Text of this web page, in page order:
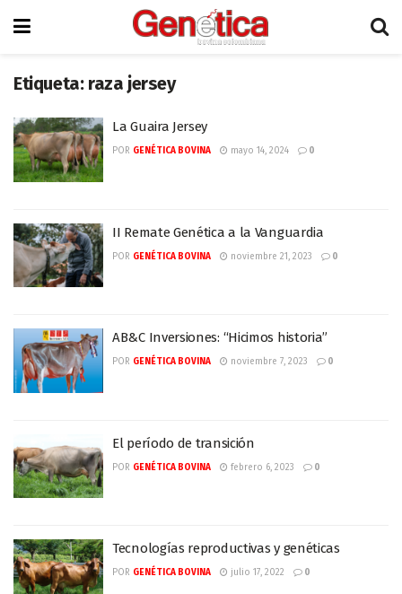
Etiqueta: raza jersey
La Guaira Jersey
POR GENÉTICA BOVINA mayo 14, 2024 0
II Remate Genética a la Vanguardia
POR GENÉTICA BOVINA noviembre 21, 2023 0
AB&C Inversiones: “Hicimos historia”
POR GENÉTICA BOVINA noviembre 7, 2023 0
El período de transición
POR GENÉTICA BOVINA febrero 6, 2023 0
Tecnologías reproductivas y genéticas
POR GENÉTICA BOVINA julio 17, 2022 0